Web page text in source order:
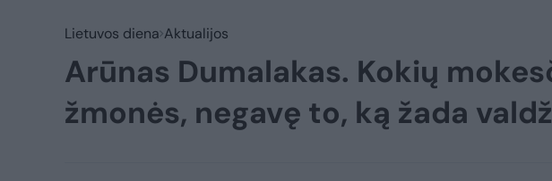
Lietuvos diena Aktualijos
Arūnas Dumalakas. Kokių
žmonės, negavę to, ką žada